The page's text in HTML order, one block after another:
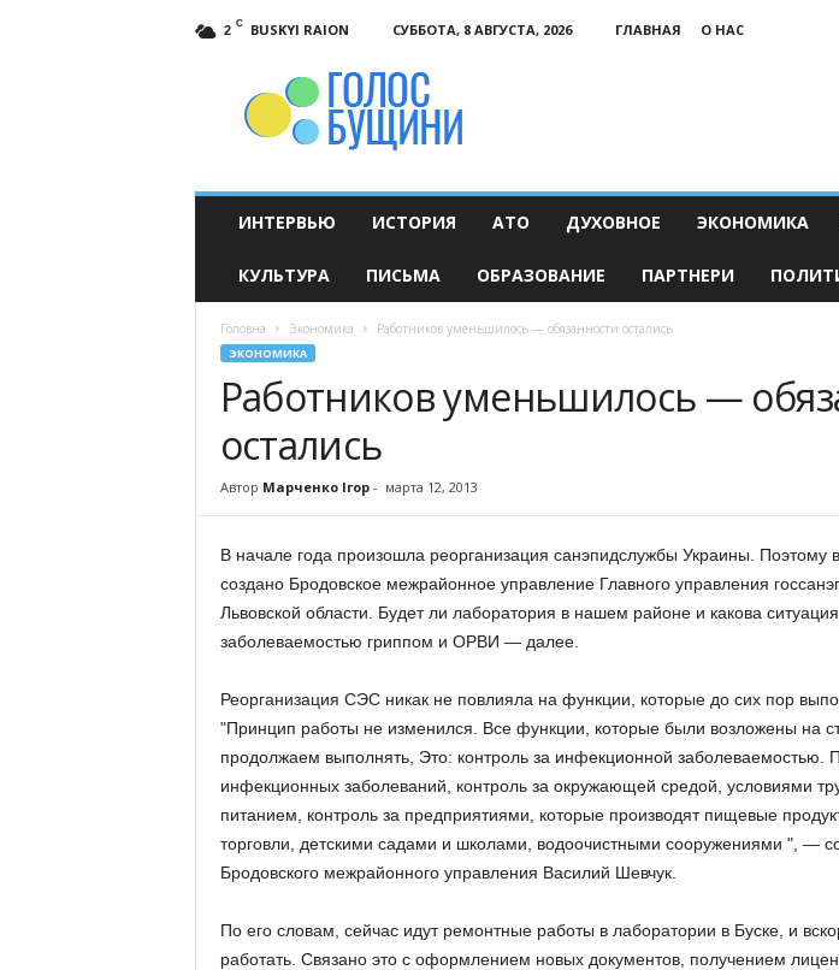
2 C BUSKYI RAION СУББОТА, 8 АВГУСТА, 2026 ГЛАВНАЯ
О НАС
ИНТЕРВЬЮ ИСТОРИЯ АТО ДУХОВНОЕ ЭКОНОМИКА
КУЛЬТУРА ПИСЬМА ОБРАЗОВАНИЕ ПАРТНЕРИ
Головна Экономика Работников уменьшилось — обязанности остались
ЭКОНОМИКА
Работников уменьшилось —
остались
Автор Марченко Ігор- марта 12, 2013
В начале года произошла реорганизация санэпидслужбы Украины. Поэтому
создано Бродовское межрайонное управление Главного управления
Львовской области. Будет ли лаборатория в нашем районе и какова
заболеваемостью гриппом и ОРВИ — далее.
Реорганизация СЭС никак не повлияла на функции, которые до сих пор
"Принцип работы не изменился. Все функции, которые были возложены на
продолжаем выполнять, Это: контроль за инфекционной заболеваемостью.
инфекционных заболеваний, контроль за окружающей средой, условиями
питанием, контроль за предприятиями, которые производят пищевые
торговли, детскими садами и школами, водоочистными сооружениями ", —
Бродовского межрайонного управления Василий Шевчук.
По его словам, сейчас идут ремонтные работы в лаборатории в Буске, и
работать. Связано это с оформлением новых документов, получением